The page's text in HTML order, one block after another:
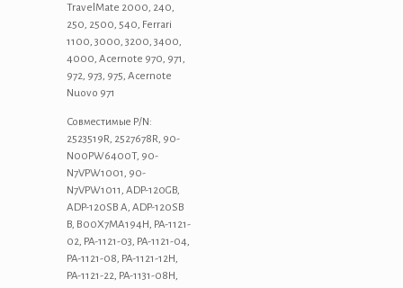
TravelMate 2000, 240,
250, 2500, 540, Ferrari
1100, 3000, 3200, 3400,
4000, Acernote 970, 971,
972, 973, 975, Acernote
Nuovo 971
Совместимые P/N:
2523519R, 2527678R, 90-
N00PW6400T, 90-
N7VPW1001, 90-
N7VPW1011, ADP-120GB,
ADP-120SB A, ADP-120SB
B, B00X7MA194H, PA-1121-
02, PA-1121-03, PA-1121-04,
PA-1121-08, PA-1121-12H,
PA-1121-22, PA-1131-08H,